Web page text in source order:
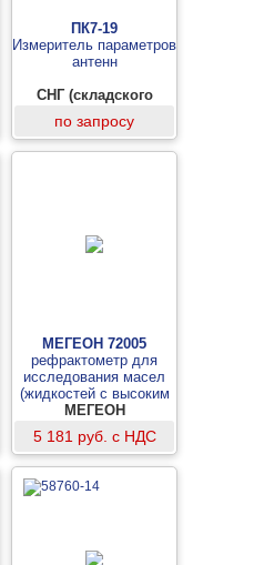
ПК7-19
Измеритель параметров
антенн
СНГ (складского
по запросу
МЕГЕОН 72005
рефрактометр для
исследования масел
(жидкостей с высоким
коэффициентом
преломления)
МЕГЕОН
5 181 руб. с НДС